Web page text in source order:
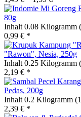
80g
Inhalt 0.08 Kilogramm
0,99 € *
"Rawon", Nesia, 250g
Inhalt 0.25 Kilogramm
2,19 € *
Pedas, 200g
Inhalt 0.2 Kilogramm
2,39 € *